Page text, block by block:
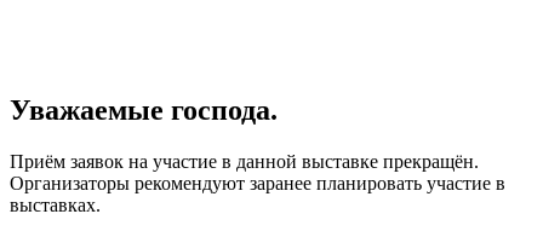
Уважаемые господа.
Приём заявок на участие в данной выставке прекращён.
Организаторы рекомендуют заранее планировать участие в
выставках.